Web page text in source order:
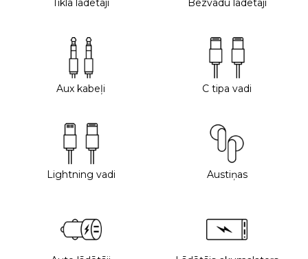
Tīkla lādētāji Bezvadu lādētāji
Aux kabeļi C tipa vadi
Lightning vadi Austiņas